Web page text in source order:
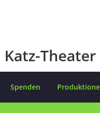
Katz-
Spenden